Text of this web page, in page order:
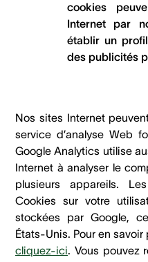
cookies
Internet par
établir un
des publicités
Nos sites Internet
service d’analyse Web
Google Analytics utilise
Internet à analyser le
plusieurs appareils.
Cookies sur votre
stockées par Google,
États-Unis. Pour en
cliquez-ici. Vous pouvez